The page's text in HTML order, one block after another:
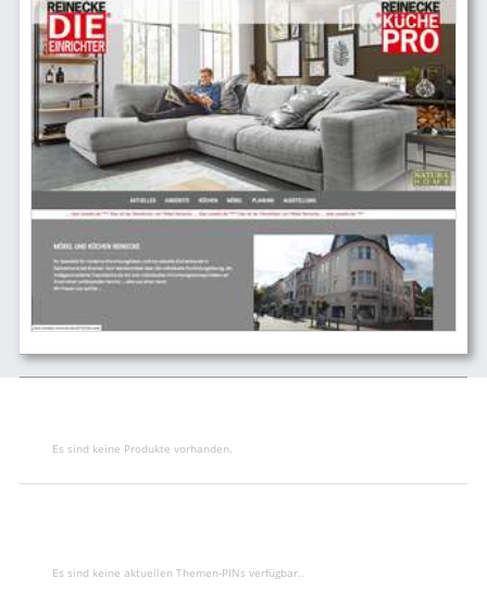
Es sind keine Produkte vorhanden.
Es sind keine aktuellen Themen-PINs verfügbar..